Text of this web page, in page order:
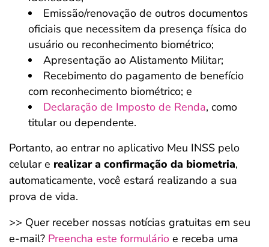
Emissão/renovação de outros documentos
oficiais que necessitem da presença física do
usuário ou reconhecimento biométrico;
Apresentação ao Alistamento Militar;
Recebimento do pagamento de benefício
com reconhecimento biométrico; e
Declaração de Imposto de Renda, como
titular ou dependente.
Portanto, ao entrar no aplicativo Meu INSS pelo
celular e realizar a confirmação da biometria,
automaticamente, você estará realizando a sua
prova de vida.
>> Quer receber nossas notícias gratuitas em seu
e-mail? Preencha este formulário e receba uma